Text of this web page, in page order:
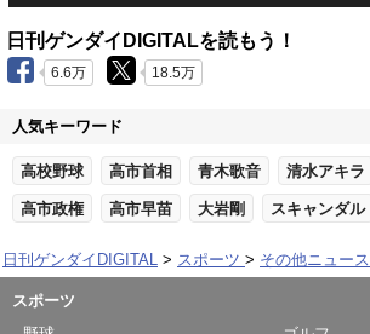
日刊ゲンダイDIGITALを読もう！
6.6万 18.5万
人気キーワード
高校野球 高市首相 青木歌音 清水アキラ
高市政権 高市早苗 大岩剛 スキャンダル
日刊ゲンダイDIGITAL スポーツ その他ニュース
スポーツ